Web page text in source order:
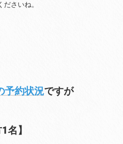
さいね。
予約状況ですが
名】